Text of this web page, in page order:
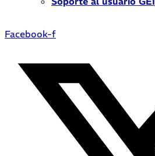
Facebook-f